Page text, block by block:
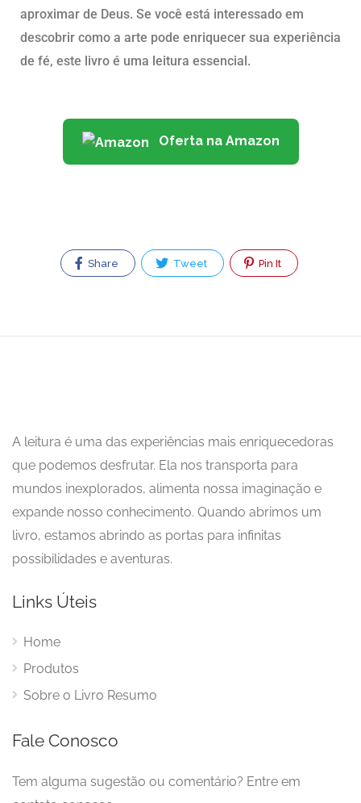
aproximar de Deus. Se você está interessado em
descobrir como a arte pode enriquecer sua experiência
de fé, este livro é uma leitura essencial.
Oferta na Amazon
Share Tweet Pin It
A leitura é uma das experiências mais enriquecedoras
que podemos desfrutar. Ela nos transporta para
mundos inexplorados, alimenta nossa imaginação e
expande nosso conhecimento. Quando abrimos um
livro, estamos abrindo as portas para infinitas
possibilidades e aventuras.
Links Úteis
Home
Produtos
Sobre o Livro Resumo
Fale Conosco
Tem alguma sugestão ou comentário? Entre em